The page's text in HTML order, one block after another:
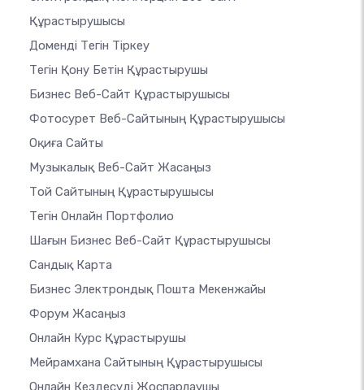
Құрастырушысы
Доменді Тегін Тіркеу
Тегін Қону Бетін Құрастырушы
Бизнес Веб-Сайт Құрастырушысы
Фотосурет Веб-Сайтының Құрастырушысы
Оқиға Сайты
Музыкалық Веб-Сайт Жасаңыз
Той Сайтының Құрастырушысы
Тегін Онлайн Портфолио
Шағын Бизнес Веб-Сайт Құрастырушысы
Сандық Карта
Бизнес Электрондық Пошта Мекенжайы
Форум Жасаңыз
Онлайн Курс Құрастырушы
Мейрамхана Сайтының Құрастырушысы
Онлайн Кездесуді Жоспарлаушы